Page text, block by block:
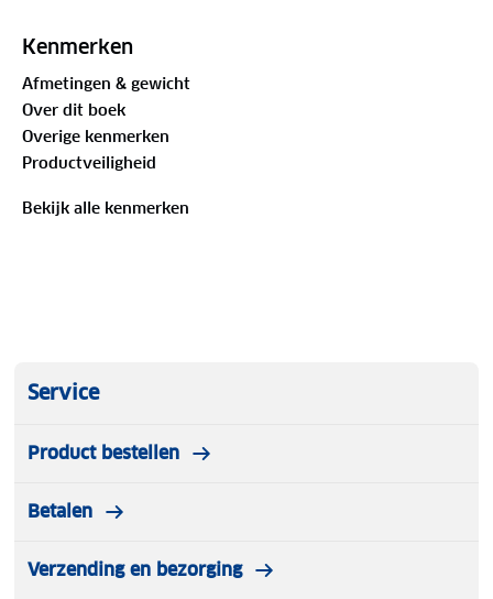
veel ingetekende routes waaronder lange-
kaart veel topografische en toeristische informatie
zoals hoogtelijnen, bezienswaardigheden,
uitzichtpunten, stranden enz. Berghutten en
campings zijn goed terug te vinden op deze kaarten.
Toeristische bezienswaardigheden worden met
Kenmerken
Afmetingen & gewicht
Over dit boek
Overige kenmerken
Productveiligheid
Bekijk alle kenmerken
Service
Product bestellen
Betalen
Verzending en bezorging